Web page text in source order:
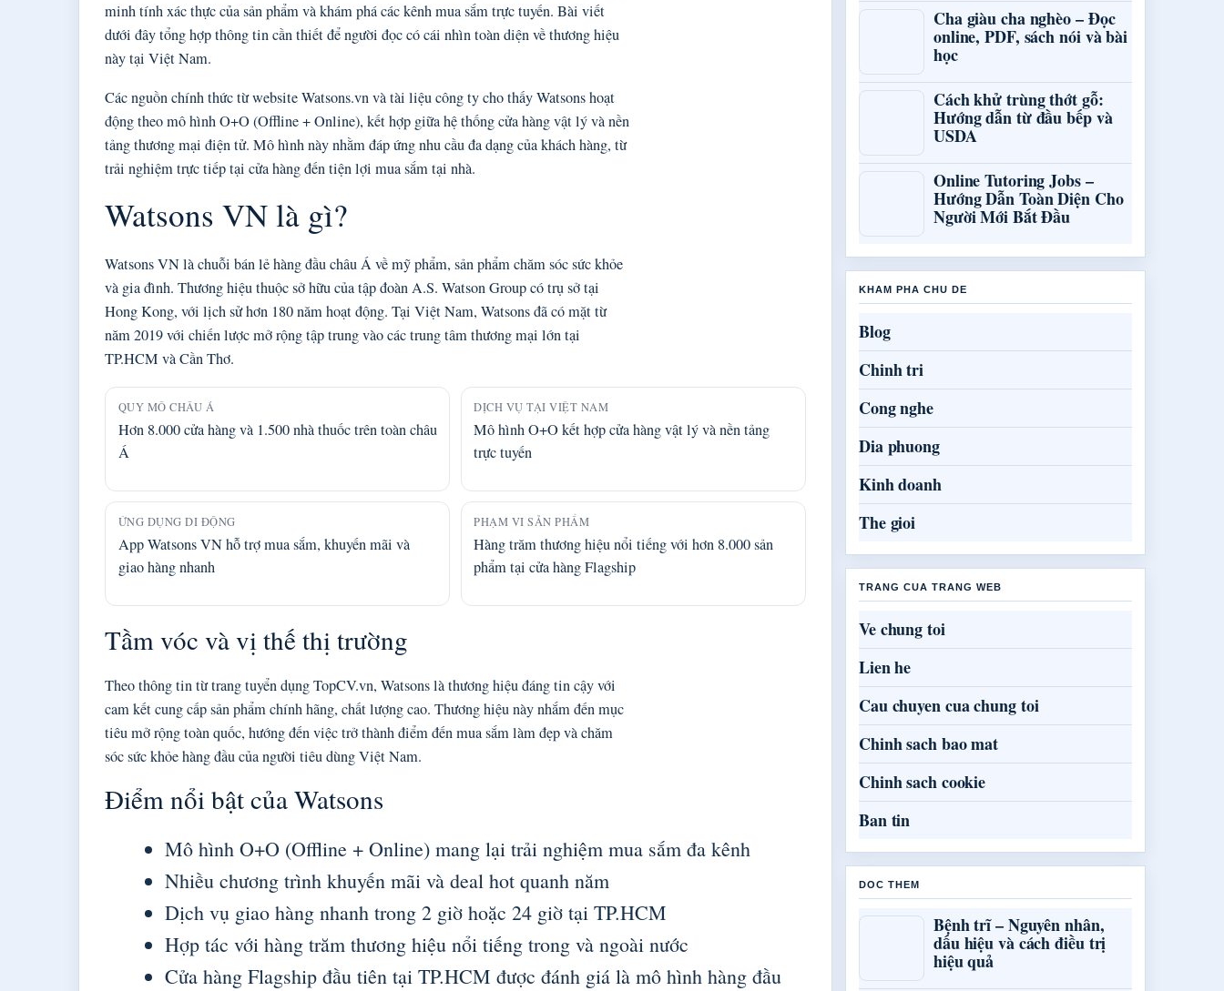
minh tính xác thực của sản phẩm và khám phá các kênh mua sắm trực tuyến. Bài viết
dưới đây tổng hợp thông tin cần thiết để người đọc có cái nhìn toàn diện về thương hiệu
này tại Việt Nam.
Các nguồn chính thức từ website Watsons.vn và tài liệu công ty cho thấy Watsons hoạt
động theo mô hình O+O (Offline + Online), kết hợp giữa hệ thống cửa hàng vật lý và nền
tảng thương mại điện tử. Mô hình này nhằm đáp ứng nhu cầu đa dạng của khách hàng, từ
trải nghiệm trực tiếp tại cửa hàng đến tiện lợi mua sắm tại nhà.
Watsons VN là gì?
Watsons VN là chuỗi bán lẻ hàng đầu châu Á về mỹ phẩm, sản phẩm chăm sóc sức khỏe
và gia đình. Thương hiệu thuộc sở hữu của tập đoàn A.S. Watson Group có trụ sở tại
Hong Kong, với lịch sử hơn 180 năm hoạt động. Tại Việt Nam, Watsons đã có mặt từ
năm 2019 với chiến lược mở rộng tập trung vào các trung tâm thương mại lớn tại
TP.HCM và Cần Thơ.
QUY MÔ CHÂU Á
Hơn 8.000 cửa hàng và 1.500 nhà thuốc trên toàn châu
Á
DỊCH VỤ TẠI VIỆT NAM
Mô hình O+O kết hợp cửa hàng vật lý và nền tảng
trực tuyến
ỨNG DỤNG DI ĐỘNG
App Watsons VN hỗ trợ mua sắm, khuyến mãi và
giao hàng nhanh
PHẠM VI SẢN PHẨM
Hàng trăm thương hiệu nổi tiếng với hơn 8.000 sản
phẩm tại cửa hàng Flagship
Tầm vóc và vị thế thị trường
Theo thông tin từ trang tuyển dụng TopCV.vn, Watsons là thương hiệu đáng tin cậy với
cam kết cung cấp sản phẩm chính hãng, chất lượng cao. Thương hiệu này nhắm đến mục
tiêu mở rộng toàn quốc, hướng đến việc trở thành điểm đến mua sắm làm đẹp và chăm
sóc sức khỏe hàng đầu của người tiêu dùng Việt Nam.
Điểm nổi bật của Watsons
Mô hình O+O (Offline + Online) mang lại trải nghiệm mua sắm đa kênh
Nhiều chương trình khuyến mãi và deal hot quanh năm
Dịch vụ giao hàng nhanh trong 2 giờ hoặc 24 giờ tại TP.HCM
Hợp tác với hàng trăm thương hiệu nổi tiếng trong và ngoài nước
Cửa hàng Flagship đầu tiên tại TP.HCM được đánh giá là mô hình hàng đầu
Cha giàu cha nghèo – Đọc
online, PDF, sách nói và bài
học
Cách khử trùng thớt gỗ:
Hướng dẫn từ đầu bếp và
USDA
Online Tutoring Jobs –
Hướng Dẫn Toàn Diện Cho
Người Mới Bắt Đầu
KHAM PHA CHU DE
Blog
Chinh tri
Cong nghe
Dia phuong
Kinh doanh
The gioi
TRANG CUA TRANG WEB
Ve chung toi
Lien he
Cau chuyen cua chung toi
Chinh sach bao mat
Chinh sach cookie
Ban tin
DOC THEM
Bệnh trĩ – Nguyên nhân,
dấu hiệu và cách điều trị
hiệu quả